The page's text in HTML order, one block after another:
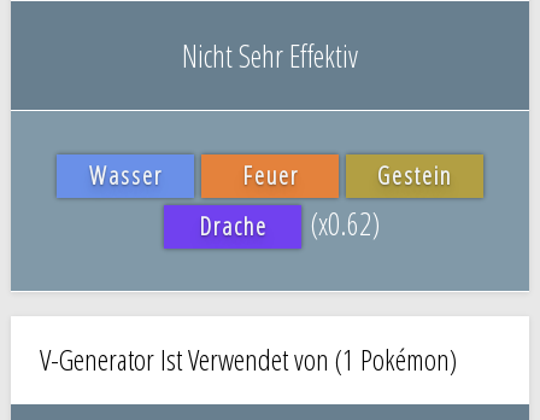
Nicht Sehr Effektiv
Wasser Feuer
Gestein
Drache
(x0.62)
V-Generator Ist Verwendet von (1 Pokémon)